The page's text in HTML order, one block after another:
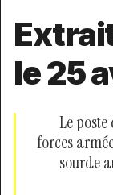
le 25
Le
forces
sourde